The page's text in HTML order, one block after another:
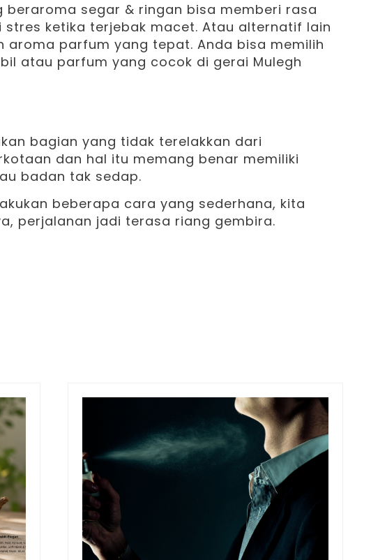
beraroma segar & ringan bisa memberi rasa
stres ketika terjebak macet. Atau alternatif lain
aroma parfum yang tepat. Anda bisa memilih
atau parfum yang cocok di gerai Mulegh
bagian yang tidak terelakkan dari
dan hal itu memang benar memiliki
badan tak sedap.
beberapa cara yang sederhana, kita
perjalanan jadi terasa riang gembira.